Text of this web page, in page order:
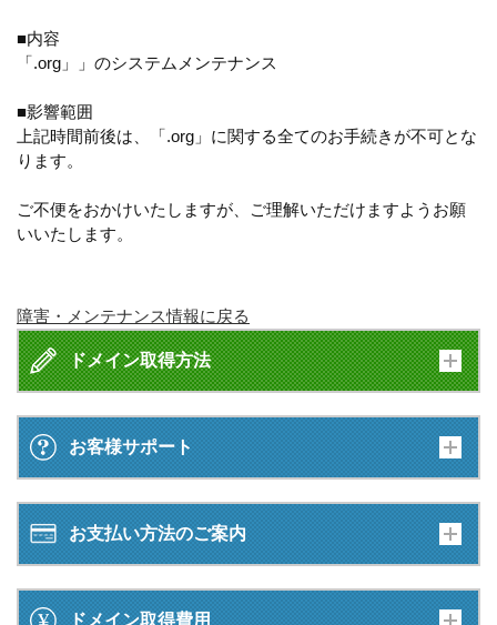
■内容
「.org」」のシステムメンテナンス
■影響範囲
上記時間前後は、「.org」に関する全てのお手続きが不可とな
ります。
ご不便をおかけいたしますが、ご理解いただけますようお願
いいたします。
障害・メンテナンス情報に戻る
ドメイン取得方法
お客様サポート
お支払い方法のご案内
ドメイン取得費用